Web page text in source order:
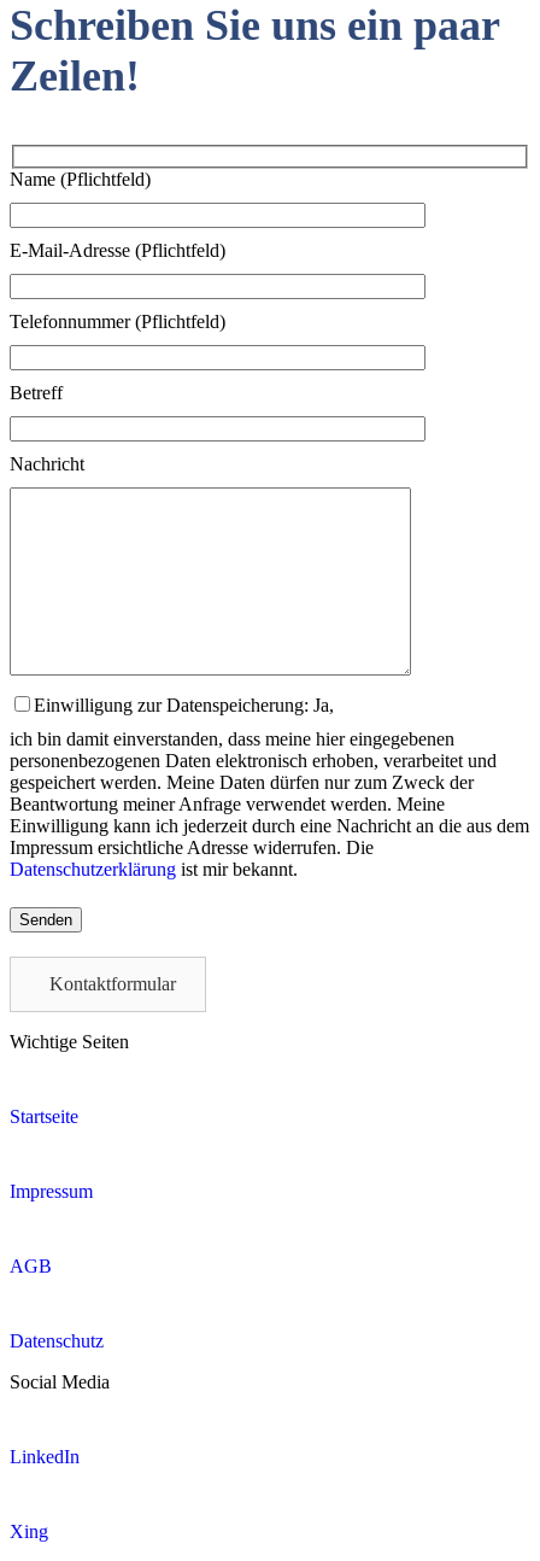
Schreiben Sie uns ein paar
Zeilen!
Name (Pflichtfeld)
E-Mail-Adresse (Pflichtfeld)
Telefonnummer (Pflichtfeld)
Betreff
Nachricht
Einwilligung zur Datenspeicherung: Ja,
ich bin damit einverstanden, dass meine hier eingegebenen
personenbezogenen Daten elektronisch erhoben, verarbeitet und
gespeichert werden. Meine Daten dürfen nur zum Zweck der
Beantwortung meiner Anfrage verwendet werden. Meine
Einwilligung kann ich jederzeit durch eine Nachricht an die aus dem
Impressum ersichtliche Adresse widerrufen. Die
Datenschutzerklärung ist mir bekannt.
Please
leave
empty.Kontaktformular
Wichtige Seiten
Startseite
Impressum
AGB
Datenschutz
Social Media
LinkedIn
Xing